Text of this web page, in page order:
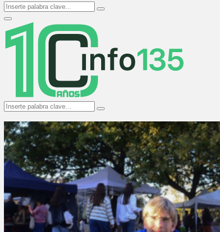
Search
for:
Search
Primary
Menu
Search
for:
Search